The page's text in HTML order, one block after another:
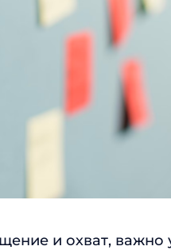
и охват, важно